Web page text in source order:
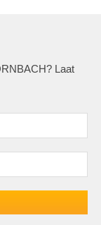
Laat